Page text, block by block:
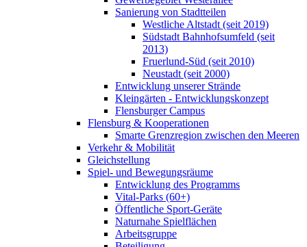
Sanierung von Stadtteilen
Westliche Altstadt (seit 2019)
Südstadt Bahnhofsumfeld (seit
2013)
Fruerlund-Süd (seit 2010)
Neustadt (seit 2000)
Entwicklung unserer Strände
Kleingärten - Entwicklungskonzept
Flensburger Campus
Flensburg & Kooperationen
Smarte Grenzregion zwischen den Meeren
Verkehr & Mobilität
Gleichstellung
Spiel- und Bewegungsräume
Entwicklung des Programms
Vital-Parks (60+)
Öffentliche Sport-Geräte
Naturnahe Spielflächen
Arbeitsgruppe